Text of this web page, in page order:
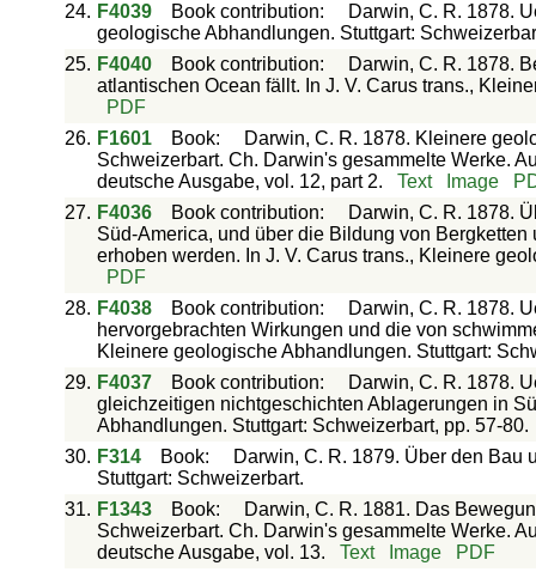
24. F4039 Book contribution:
Darwin, C. R. 1878.
geologische Abhandlungen. Stuttgart:
25. F4040 Book contribution:
Darwin, C. R. 1878.
atlantischen Ocean fällt. In J. V. Carus trans.,
PDF
26. F1601 Book:
Darwin, C. R. 1878. Kleinere
Schweizerbart. Ch. Darwin's gesammelte Werke.
deutsche Ausgabe, vol. 12, part 2.
Text Image
27. F4036 Book contribution:
Darwin, C. R. 1878.
Süd-America, und über die Bildung von
erhoben werden. In J. V. Carus trans., Kleinere
PDF
28. F4038 Book contribution:
Darwin, C. R. 1878.
hervorgebrachten Wirkungen und die von
Kleinere geologische Abhandlungen. Stuttgart:
29. F4037 Book contribution:
Darwin, C. R. 1878.
gleichzeitigen nichtgeschichten Ablagerungen in
Abhandlungen. Stuttgart: Schweizerbart, pp. 57-80.
30. F314 Book:
Darwin, C. R. 1879. Über den Bau
Stuttgart: Schweizerbart.
31. F1343 Book:
Darwin, C. R. 1881. Das
Schweizerbart. Ch. Darwin's gesammelte Werke.
deutsche Ausgabe, vol. 13.
Text Image
PDF